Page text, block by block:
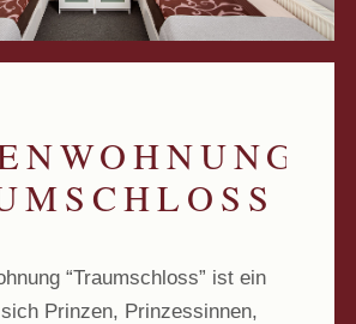
“Traumschloss” ist ein
Prinzen, Prinzessinnen,